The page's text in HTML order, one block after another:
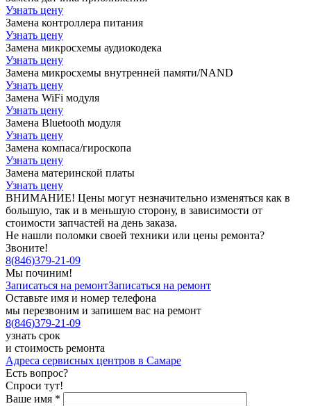
Узнать цену
Замена контроллера питания
Узнать цену
Замена микросхемы аудиокодека
Узнать цену
Замена микросхемы внутренней памяти/NAND
Узнать цену
Замена WiFi модуля
Узнать цену
Замена Bluetooth модуля
Узнать цену
Замена компаса/гироскопа
Узнать цену
Замена материнской платы
Узнать цену
ВНИМАНИЕ! Цены могут незначительно изменяться как в
большую, так и в меньшую сторону, в зависимости от
стоимости запчастей на день заказа.
Не нашли поломки своей техники или цены ремонта?
Звоните!
8(846)379-21-09
Мы починим!
Записаться на ремонтЗаписаться на ремонт
Оставьте имя и номер телефона
мы перезвоним и запишем вас на ремонт
8(846)379-21-09
узнать срок
и стоимость ремонта
Адреса сервисных центров в Самаре
Есть вопрос?
Спроси тут!
Ваше имя *